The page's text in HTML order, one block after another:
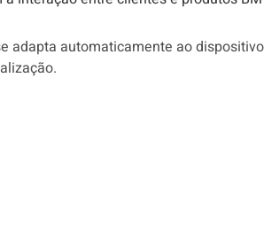
adapta automaticamente ao